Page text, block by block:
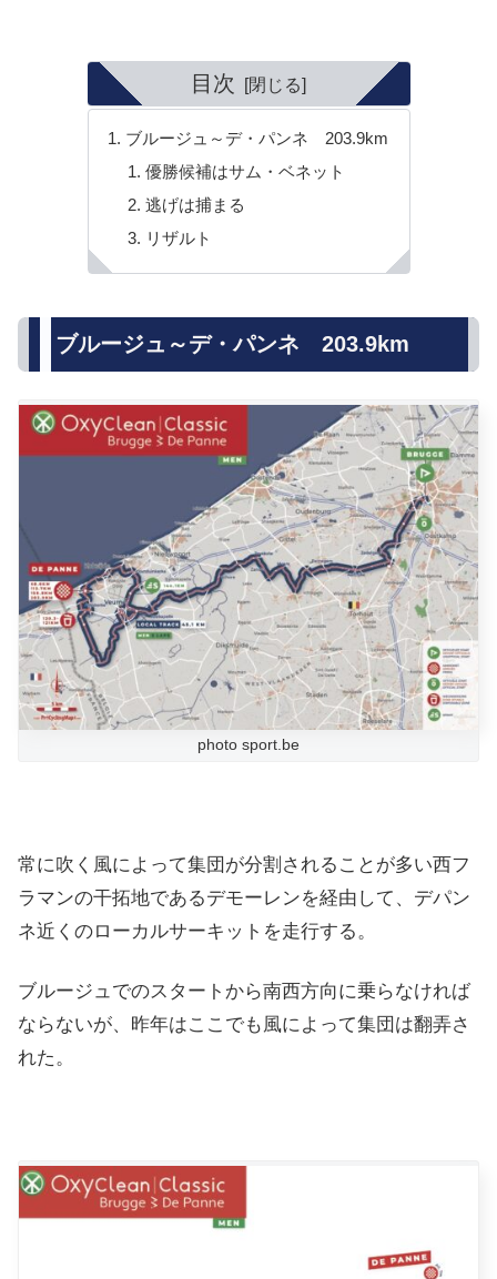
目次
ブルージュ～デ・パンネ 203.9km
優勝候補はサム・ベネット
逃げは捕まる
リザルト
ブルージュ～デ・パンネ 203.9km
photo sport.be
常に吹く風によって集団が分割されることが多い西フ
ラマンの干拓地であるデモーレンを経由して、デパン
ネ近くのローカルサーキットを走行する。
ブルージュでのスタートから南西方向に乗らなければ
ならないが、昨年はここでも風によって集団は翻弄さ
れた。